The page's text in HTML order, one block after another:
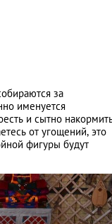
за
именуется
и сытно
от угощений, это
фигуры будут